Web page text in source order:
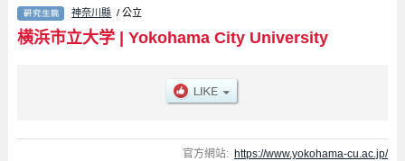
Graduate School of Medical Life Science、Graduate School of Data
Science等各別研究科的不同訊息，以及招收名額、合格人數等考試資訊、設
施介紹、聯絡方式等對外國留學生是必要之訊息都刊載於此，請務必查閱及利
神奈川縣 / 公立
横浜市立大学| Yokohama City University
官方網站: https://www.yokohama-cu.ac.jp/